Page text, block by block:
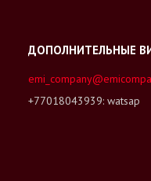
+77018043939 watsap